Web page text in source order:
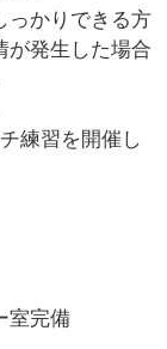
っかりできる方
が発生した場合
練習を開催し
室完備